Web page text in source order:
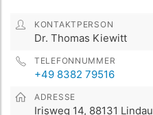
KONTAKTPERSON
Dr. Thomas Kiewitt
TELEFONNUMMER
+49 8382 79516
ADRESSE
Irisweg 14, 88131 Lindau